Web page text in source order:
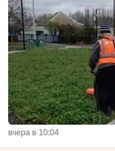
вчера в 10:04